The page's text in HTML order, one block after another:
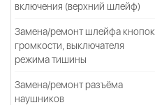
включения (верхний шлейф)
Замена/ремонт шлейфа кнопок
громкости, выключателя
режима тишины
Замена/ремонт разъёма
наушников